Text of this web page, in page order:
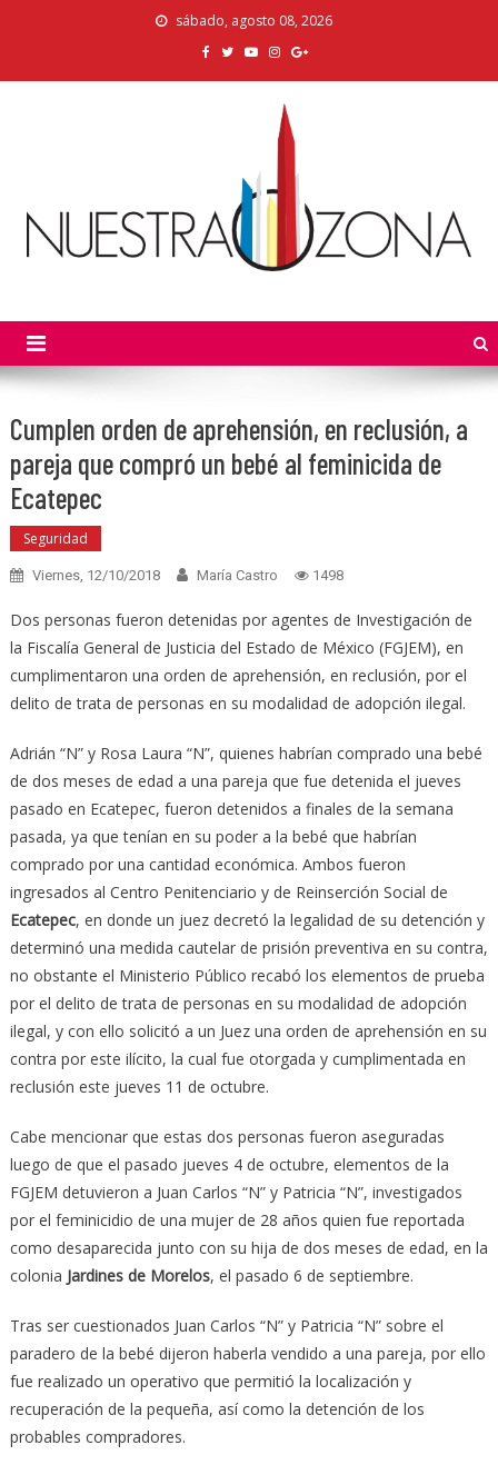
sábado, agosto 08, 2026
Cumplen orden de aprehensión, en reclusión, a
pareja que compró un bebé al feminicida de
Ecatepec
Seguridad
Viernes, 12/10/2018 María Castro 1498
Dos personas fueron detenidas por agentes de Investigación de
la Fiscalía General de Justicia del Estado de México (FGJEM), en
cumplimentaron una orden de aprehensión, en reclusión, por el
delito de trata de personas en su modalidad de adopción ilegal.
Adrián “N” y Rosa Laura “N”, quienes habrían comprado una bebé
de dos meses de edad a una pareja que fue detenida el jueves
pasado en Ecatepec, fueron detenidos a finales de la semana
pasada, ya que tenían en su poder a la bebé que habrían
comprado por una cantidad económica. Ambos fueron
ingresados al Centro Penitenciario y de Reinserción Social de
Ecatepec, en donde un juez decretó la legalidad de su detención y
determinó una medida cautelar de prisión preventiva en su contra,
no obstante el Ministerio Público recabó los elementos de prueba
por el delito de trata de personas en su modalidad de adopción
ilegal, y con ello solicitó a un Juez una orden de aprehensión en su
contra por este ilícito, la cual fue otorgada y cumplimentada en
reclusión este jueves 11 de octubre.
Cabe mencionar que estas dos personas fueron aseguradas
luego de que el pasado jueves 4 de octubre, elementos de la
FGJEM detuvieron a Juan Carlos “N” y Patricia “N”, investigados
por el feminicidio de una mujer de 28 años quien fue reportada
como desaparecida junto con su hija de dos meses de edad, en la
colonia Jardines de Morelos, el pasado 6 de septiembre.
Tras ser cuestionados Juan Carlos “N” y Patricia “N” sobre el
paradero de la bebé dijeron haberla vendido a una pareja, por ello
fue realizado un operativo que permitió la localización y
recuperación de la pequeña, así como la detención de los
probables compradores.